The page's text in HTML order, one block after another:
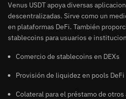
Venus USDT apoya diversas
descentralizadas. Sirve como un
en plataformas DeFi. También
stablecoins para usuarios e
Comercio de stablecoins en DEXs
Provisión de liquidez en pools DeFi
Colateral para el préstamo de otros